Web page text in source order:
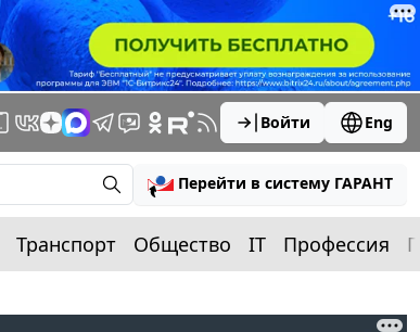
Войти Eng
Перейти в систему ГАРАНТ
Транспорт Общество IT Профессия